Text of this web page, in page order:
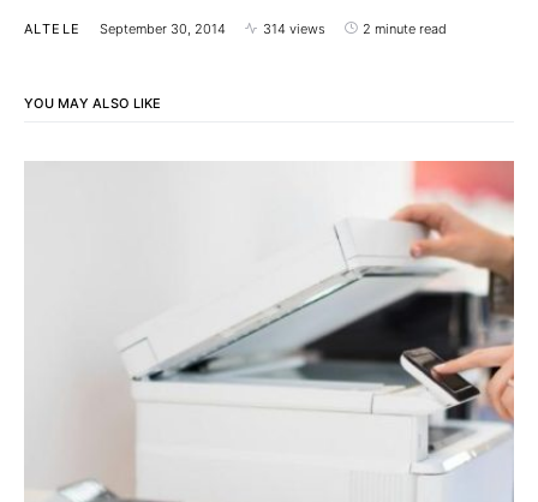
ALTELE September 30, 2014 314 views 2 minute read
YOU MAY ALSO LIKE